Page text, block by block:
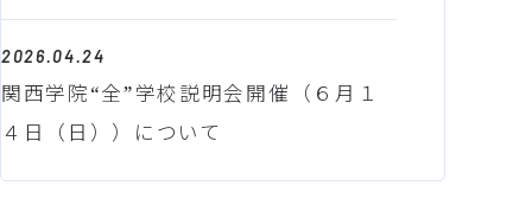
2026.04.24
関西学院“全”学校説明会開催（６月１
４日（日））について